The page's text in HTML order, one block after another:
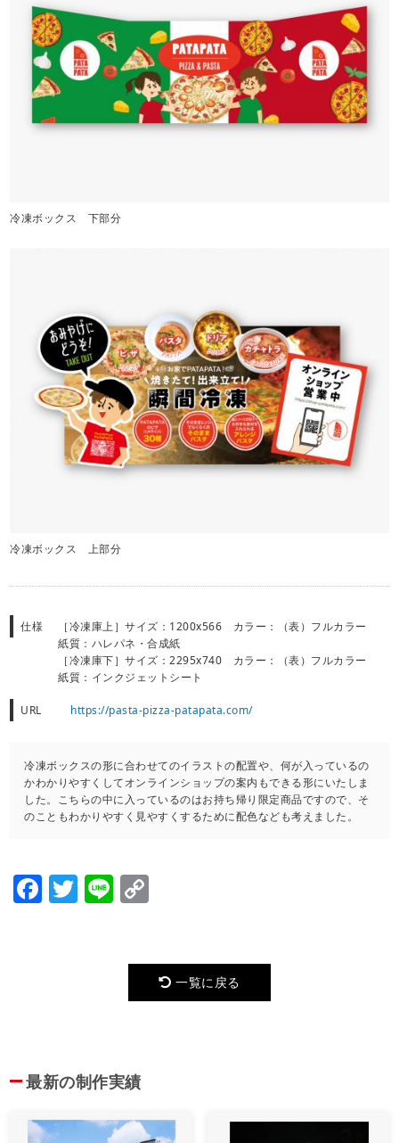
冷凍ボックス 下部分
冷凍ボックス 上部分
仕様
［冷凍庫上］サイズ：1200x566 カラー：（表）フルカラー
紙質：ハレパネ・合成紙
［冷凍庫下］サイズ：2295x740 カラー：（表）フルカラー
紙質：インクジェットシート
URL https://pasta-pizza-patapata.com/
冷凍ボックスの形に合わせてのイラストの配置や、何が入っているの
かわかりやすくしてオンラインショップの案内もできる形にいたしま
した。こちらの中に入っているのはお持ち帰り限定商品ですので、そ
のこともわかりやすく見やすくするために配色なども考えました。
Facebook
Twitter
Line
一覧に戻る
最新の制作実績